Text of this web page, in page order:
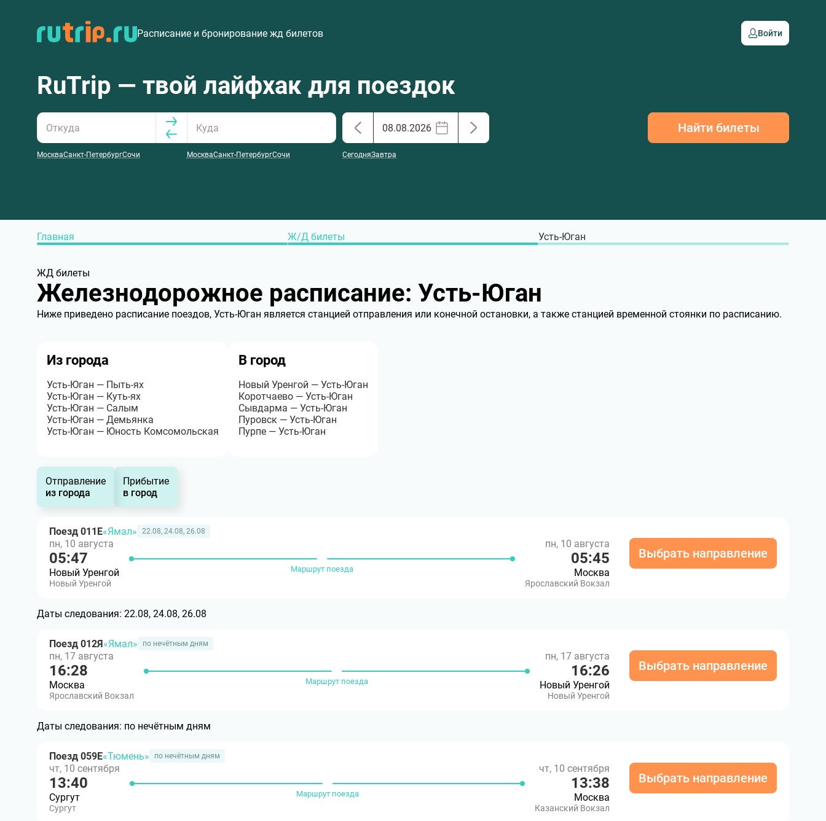
Расписание и бронирование жд билетов Войти
RuTrip — твой лайфхак для поездок
МоскваСанкт-ПетербургСочи МоскваСанкт-ПетербургСочи СегодняЗавтра
Найти билеты
Главная Ж/Д билеты Усть-Юган
ЖД билеты
Железнодорожное расписание: Усть-Юган
Ниже приведено расписание поездов, Усть-Юган является станцией отправления или конечной остановки, а также станцией временной стоянки по расписанию.
Из города
Усть-Юган — Пыть-ях
Усть-Юган — Куть-ях
Усть-Юган — Салым
Усть-Юган — Демьянка
Усть-Юган — Юность Комсомольская
В город
Новый Уренгой — Усть-Юган
Коротчаево — Усть-Юган
Сывдарма — Усть-Юган
Пуровск — Усть-Юган
Пурпе — Усть-Юган
Отправление
из города
Прибытие
в город
Поезд 011Е«Ямал» 22.08, 24.08, 26.08
пн, 10 августа
05:47
Новый Уренгой
Новый Уренгой
Маршрут поезда
пн, 10 августа
05:45
Москва
Ярославский Вокзал
Выбрать направление
Даты следования: 22.08, 24.08, 26.08
Поезд 012Я«Ямал» по нечётным дням
пн, 17 августа
16:28
Москва
Ярославский Вокзал
Маршрут поезда
пн, 17 августа
16:26
Новый Уренгой
Новый Уренгой
Выбрать направление
Даты следования: по нечётным дням
Поезд 059Е«Тюмень» по нечётным дням
чт, 10 сентября
13:40
Сургут
Сургут
Маршрут поезда
чт, 10 сентября
13:38
Москва
Казанский Вокзал
Выбрать направление